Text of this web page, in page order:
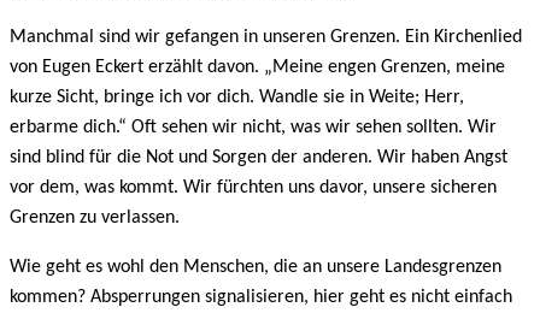
Manchmal sind wir gefangen in unseren Grenzen. Ein Kirchenlied
von Eugen Eckert erzählt davon. „Meine engen Grenzen, meine
kurze Sicht, bringe ich vor dich. Wandle sie in Weite; Herr,
erbarme dich.“ Oft sehen wir nicht, was wir sehen sollten. Wir
sind blind für die Not und Sorgen der anderen. Wir haben Angst
vor dem, was kommt. Wir fürchten uns davor, unsere sicheren
Grenzen zu verlassen.
Wie geht es wohl den Menschen, die an unsere Landesgrenzen
kommen? Absperrungen signalisieren, hier geht es nicht einfach